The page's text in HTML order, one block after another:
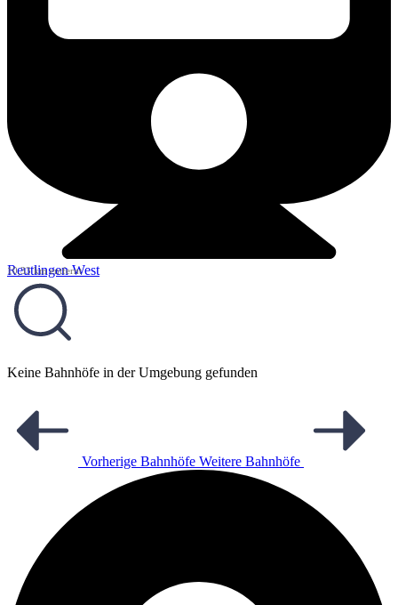
Reutlingen West
10,33 km entfernt
Keine Bahnhöfe in der Umgebung gefunden
Vorherige Bahnhöfe Weitere Bahnhöfe